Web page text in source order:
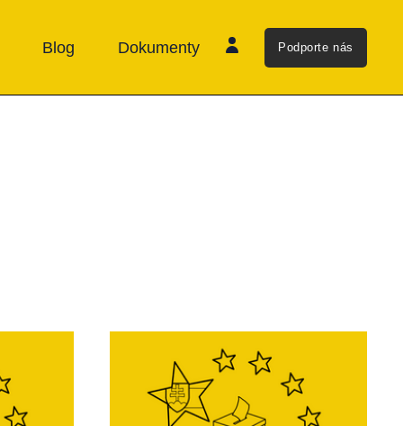
Blog Dokumenty Podporte nás